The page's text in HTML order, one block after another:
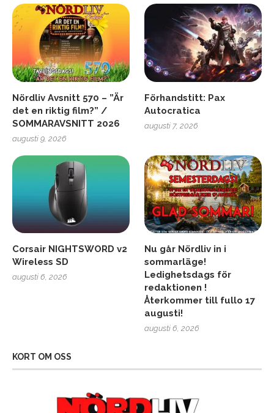
Nördliv Avsnitt 570 – ”Är
det en riktig film?” /
SOMMARAVSNITT 2026
augusti 9, 2026
Förhandstitt: Pax
Autocratica
augusti 7, 2026
Corsair NIGHTSWORD v2
Wireless SD
augusti 6, 2026
Nu går Nördliv in i
sommarläge!
Ledighetsdags för
redaktionen !
Återkommer till fullo 17
augusti!
augusti 6, 2026
KORT OM OSS